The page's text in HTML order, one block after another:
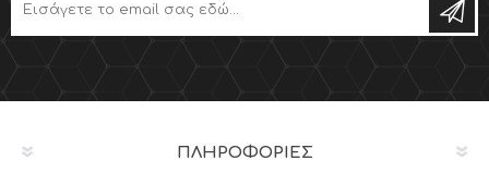
ΠΛΗΡΟΦΟΡΊΕΣ